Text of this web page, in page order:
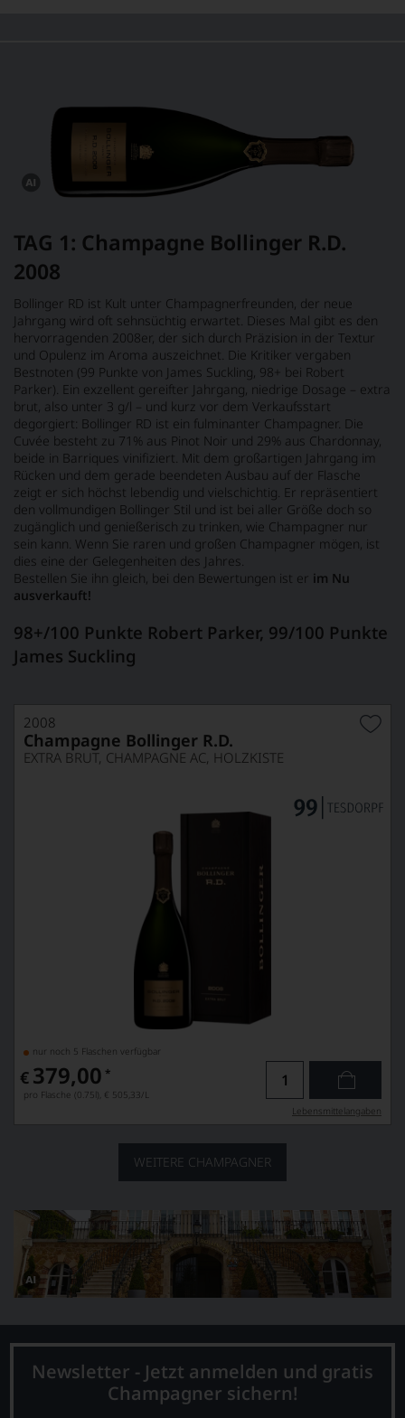
mithilfe
von
KI
verändert.
TAG 1: Champagne Bollinger R.D.
2008
Bollinger RD ist Kult unter Champagnerfreunden, der neue
Jahrgang wird oft sehnsüchtig erwartet. Dieses Mal gibt es den
hervorragenden 2008er, der sich durch Präzision in der Textur
und Opulenz im Aroma auszeichnet. Die Kritiker vergaben
Bestnoten (99 Punkte von James Suckling, 98+ bei Robert
Parker). Ein exzellent gereifter Jahrgang, niedrige Dosage – extra
brut, also unter 3 g/l – und kurz vor dem Verkaufsstart
degorgiert: Bollinger RD ist ein fulminanter Champagner. Die
Cuvée besteht zu 71% aus Pinot Noir und 29% aus Chardonnay,
beide in Barriques vinifiziert. Mit dem großartigen Jahrgang im
Rücken und dem gerade beendeten Ausbau auf der Flasche
zeigt er sich höchst lebendig und vielschichtig. Er repräsentiert
den vollmundigen Bollinger Stil und ist bei aller Größe doch so
zugänglich und genießerisch zu trinken, wie Champagner nur
sein kann. Wenn Sie raren und großen Champagner mögen, ist
dies eine der Gelegenheiten des Jahres.
Bestellen Sie ihn gleich, bei den Bewertungen ist er im Nu
ausverkauft!
98+/100 Punkte Robert Parker, 99/100 Punkte
James Suckling
2008
Champagne Bollinger R.D.
EXTRA BRUT, CHAMPAGNE AC, HOLZKISTE
nur noch 5 Flaschen verfügbar
€ 379,00 *
pro Flasche (0.75l), € 505,33/L
Lebensmittel­angaben
WEITERE CHAMPAGNER
Dieses
wurde
von
verändert.
Newsletter - Jetzt anmelden und gratis
Champagner sichern!